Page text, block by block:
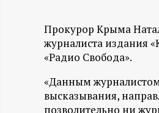
о
р
м
Прокурор Крыма
журналиста издания
«Радио Свобода».
«Данным журналистом
высказывания,
позволительно ни